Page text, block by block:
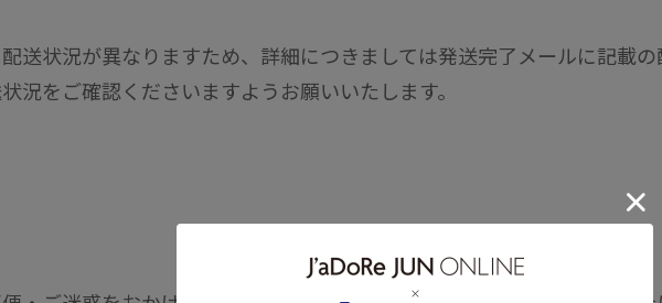
送状況が異なりますため、詳細につきましては発送完了メールに記載の
況をご確認くださいますようお願いいたします。